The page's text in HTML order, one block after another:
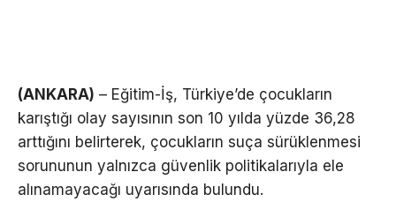
(ANKARA) – Eğitim-İş, Türkiye’de çocukların
karıştığı olay sayısının son 10 yılda yüzde 36,28
arttığını belirterek, çocukların suça sürüklenmesi
sorununun yalnızca güvenlik politikalarıyla ele
alınamayacağı uyarısında bulundu.